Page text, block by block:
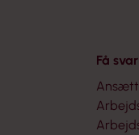
Få svar